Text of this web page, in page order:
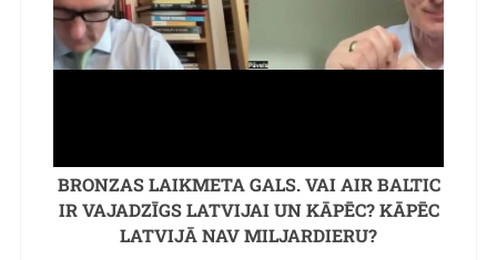
BRONZAS LAIKMETA GALS. VAI AIR BALTIC
IR VAJADZĪGS LATVIJAI UN KĀPĒC? KĀPĒC
LATVIJĀ NAV MILJARDIERU?